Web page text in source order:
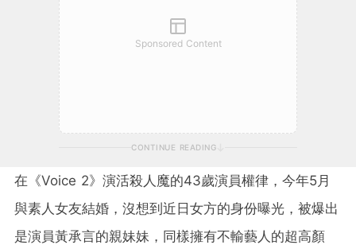
Sponsored Content
CONTINUE READING
在《Voice 2》演活殺人魔的43歲演員權律，今年5月
與素人女友結婚，沒想到近日女方的身份曝光，被爆出
是演員黃承言的親妹妹，同樣擁有不輸藝人的超高顏